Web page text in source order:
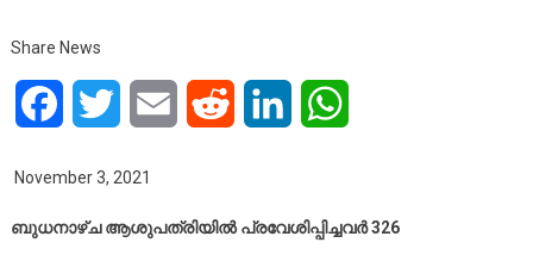
Share News
FacebookTwitter Email Reddit LinkedIn
November 3, 2021
ബുധനാഴ്ച ആശുപത്രിയില്‍ പ്രവേശിപ്പിച്ചവര്‍ 326